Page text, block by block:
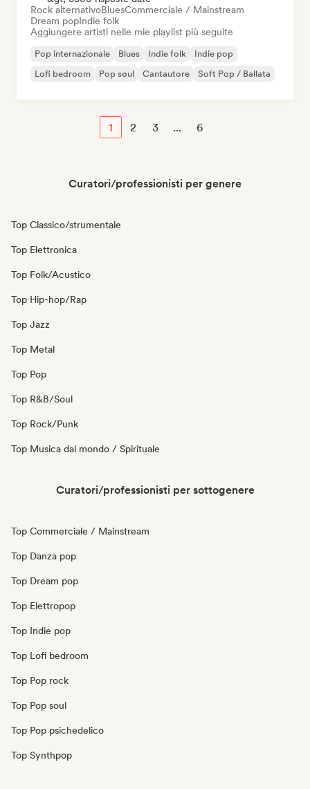
Rock alternativoBluesCommerciale / Mainstream
Dream popIndie folk
Aggiungere artisti nelle mie playlist più seguite
Pop internazionale Blues Indie folk
Indie pop
Lofi bedroom
Pop soul Cantautore Soft Pop / Ballata
1 2 3 ... 6
Curatori/professionisti per genere
Top Classico/strumentale
Top Elettronica
Top Folk/Acustico
Top Hip-hop/Rap
Top Jazz
Top Metal
Top Pop
Top R&B/Soul
Top Rock/Punk
Top Musica dal mondo / Spirituale
Curatori/professionisti per sottogenere
Top Commerciale / Mainstream
Top Danza pop
Top Dream pop
Top Elettropop
Top Indie pop
Top Lofi bedroom
Top Pop rock
Top Pop soul
Top Pop psichedelico
Top Synthpop